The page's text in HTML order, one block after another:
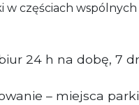
w częściach wspólnych
24 h na dobę, 7
– miejsca